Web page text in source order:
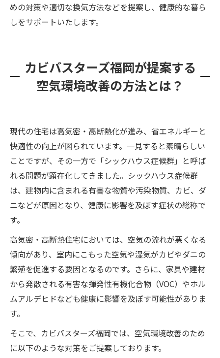
めの対策や適切な換気方法などを提案し、健康的な暮ら
しをサポートいたします。
カビバスターズ福岡が提案する
空気環境改善の方法とは？
現代の住宅は高気密・高断熱化が進み、省エネルギーと
快適性の向上が図られています。一見すると素晴らしい
ことですが、その一方で「シックハウス症候群」と呼ば
れる問題が顕在化してきました。シックハウス症候群
は、建物内に含まれる有害な物質や汚染物質、カビ、ダ
ニなどが原因となり、健康に影響を及ぼす症状の総称で
す。
高気密・高断熱住宅においては、空気の流れが悪くなる
傾向があり、室内にこもった空気や湿気がカビやダニの
繁殖を促進する要因となるのです。さらに、家具や建材
から発散される有害な揮発性有機化合物（VOC）やホル
ムアルデヒドなども健康に影響を及ぼす可能性がありま
す。
そこで、カビバスターズ福岡では、空気環境改善のため
に以下のような対策をご提案しております。